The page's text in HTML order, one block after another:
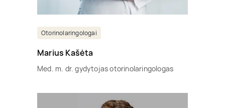
Otorinolaringologai
Marius Kašėta
Med. m. dr. gydytojas otorinolaringologas